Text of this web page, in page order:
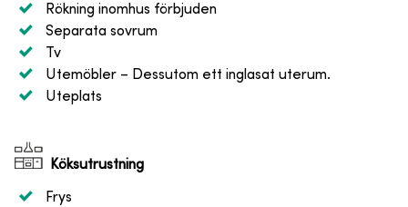
Rökning inomhus förbjuden
Separata sovrum
Tv
Utemöbler – Dessutom ett inglasat uterum.
Uteplats
Köksutrustning
Frys